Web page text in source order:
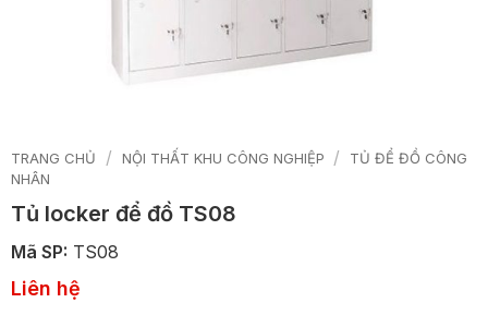
TRANG CHỦ / NỘI THẤT KHU CÔNG NGHIỆP /
TỦ ĐỂ ĐỒ CÔNG
NHÂN
Tủ locker để đồ TS08
Mã SP: TS08
Liên hệ